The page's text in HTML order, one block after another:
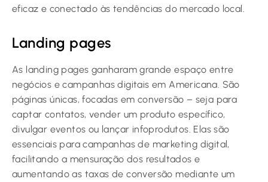
eficaz e conectado às tendências do mercado local.
Landing pages
As landing pages ganharam grande espaço entre
negócios e campanhas digitais em Americana. São
páginas únicas, focadas em conversão – seja para
captar contatos, vender um produto específico,
divulgar eventos ou lançar infoprodutos. Elas são
essenciais para campanhas de marketing digital,
facilitando a mensuração dos resultados e
aumentando as taxas de conversão mediante um